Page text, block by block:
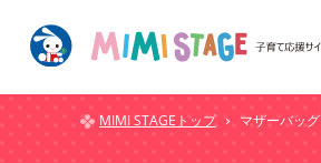
MIMI STAGEトップ マザーバッグ